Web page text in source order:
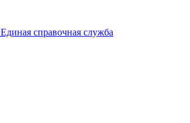
Единая справочная служба